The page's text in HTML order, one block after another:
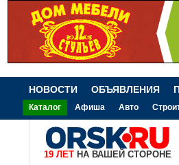
НОВОСТИ ОБЪЯВЛЕНИЯ
Каталог Афиша Авто
19 ЛЕТНА ВАШЕЙ СТОРОНЕ